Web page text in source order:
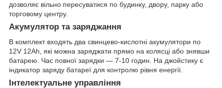
дозволяє вільно пересуватися по будинку, двору, парку або
торговому центру.
Акумулятор та заряджання
В комплект входять два свинцево-кислотні акумулятори по
12V 12Ah, які можна заряджати прямо на колясці або знявши
батарею. Час повної зарядки — 7-10 годин. На джойстику є
індикатор заряду батареї для контролю рівня енергії.
Інтелектуальне управління